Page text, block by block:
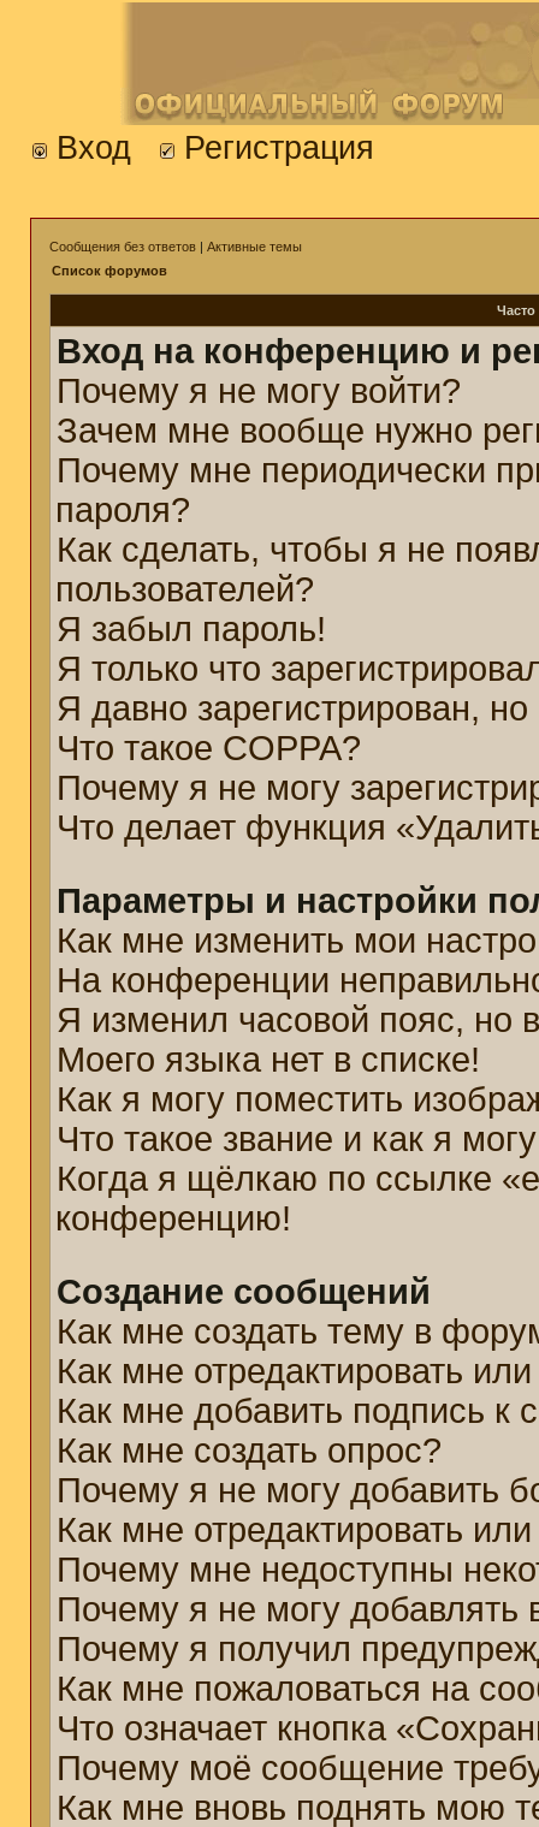
Вход Регистрация
Сообщения без ответов | Активные темы
Список форумов
Вход на конференцию и
Почему я не могу войти?
Зачем мне вообще нужно
Почему мне периодически
пароля?
Как сделать, чтобы я не
пользователей?
Я забыл пароль!
Я только что
Я давно зарегистрирован,
Что такое COPPA?
Почему я не могу
Что делает функция
Параметры и настройки
Как мне изменить мои
На конференции
Я изменил часовой пояс, но
Моего языка нет в списке!
Как я могу поместить
Что такое звание и как я
Когда я щёлкаю по ссылке
конференцию!
Создание сообщений
Как мне создать тему в
Как мне отредактировать
Как мне добавить подпись
Как мне создать опрос?
Почему я не могу добавить
Как мне отредактировать
Почему мне недоступны
Почему я не могу добавлять
Почему я получил
Как мне пожаловаться на
Что означает кнопка
Почему моё сообщение
Как мне вновь поднять мою